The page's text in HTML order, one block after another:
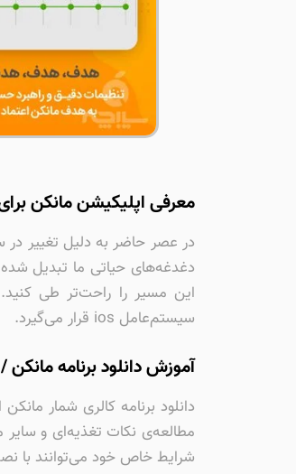
معرفی اپلیکیشن مانکن
در عصر حاضر به دلیل تغییر
دغدغه‌های حیاتی ما تبدیل شده
این مسیر را راحت‌تر طی
سیستم‌عامل ios قرار می‌گیرد.
آموزش دانلود برنامه مانکن / Mankan برای آیفون
دانلود برنامه کالری شمار
مطالعه‌ی نکات تغذیه‌ای و
شرایط خاص خود می‌توانند با